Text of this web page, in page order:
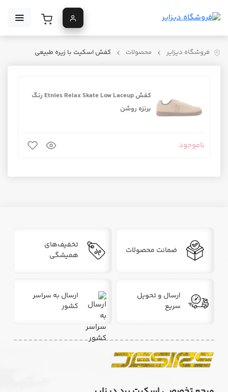
فروشگاه دیزایر محصولات کفش اسکیت با زیره طبیعی
کفش Etnies Relax Skate Low Laceup رنگ
برنزه روشن
ناموجود
ضمانت محصولات
تخفیف‌های
همیشگی
ارسال و تحویل
سریع
ارسال به سراسر
کشور